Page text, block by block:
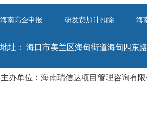
海南高企申报 研发费加计扣除 海
地址： 海口市美兰区海甸街道海甸四东
主办单位：海南瑞信达项目管理咨询有